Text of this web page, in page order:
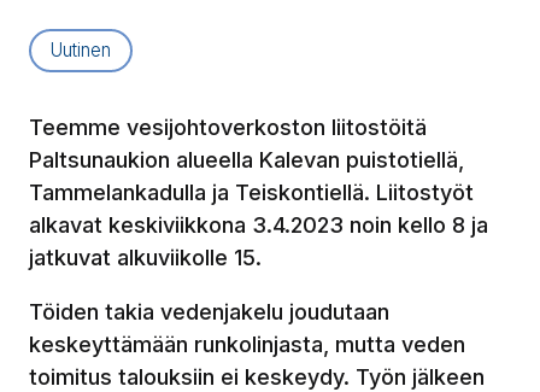
Artikkelityyppi:
Uutinen
Teemme vesijohtoverkoston liitostöitä
Paltsunaukion alueella Kalevan puistotiellä,
Tammelankadulla ja Teiskontiellä. Liitostyöt
alkavat keskiviikkona 3.4.2023 noin kello 8 ja
jatkuvat alkuviikolle 15.
Töiden takia vedenjakelu joudutaan
keskeyttämään runkolinjasta, mutta veden
toimitus talouksiin ei keskeydy. Työn jälkeen